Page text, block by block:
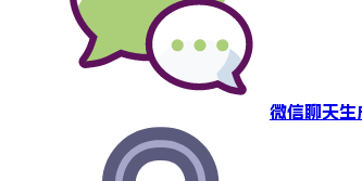
微信聊天生